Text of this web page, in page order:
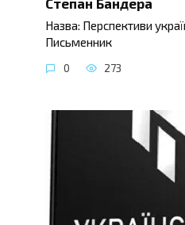
Назва: Перспективи
Письменник
0 273